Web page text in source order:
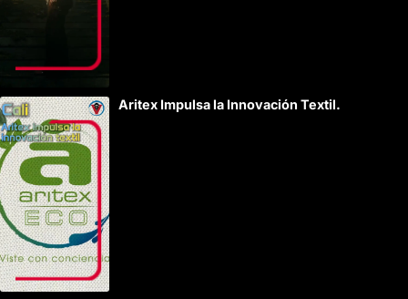
Aritex Impulsa la Innovación Textil.